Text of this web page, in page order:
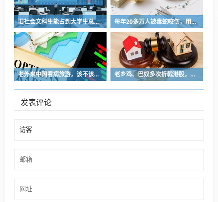
旧社会文科生能占到大学生总数的46％，理工科却不到17％ 每年20多万人被毒蛇咬伤，用上救命血清的不到两成，基层医生“不敢打”
老外来中国看病旅游，该不该大力欢迎？ 老乡鸡、巴奴多次折戟港股，餐饮上市变难了吗？
发表评论